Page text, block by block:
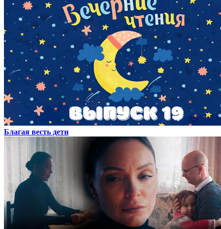
Благая весть дети